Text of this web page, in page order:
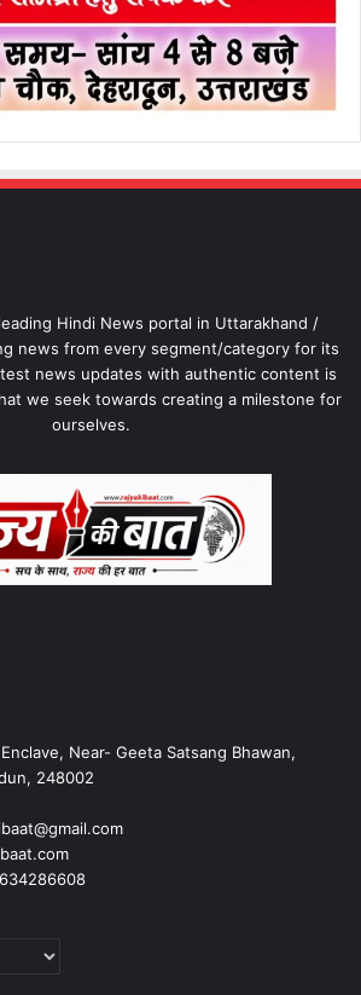
Hindi News portal in Uttarakhand /
news from every segment/category for its
news updates with authentic content is
we seek towards creating a milestone for
ourselves.
Near- Geeta Satsang Bhawan,
248002